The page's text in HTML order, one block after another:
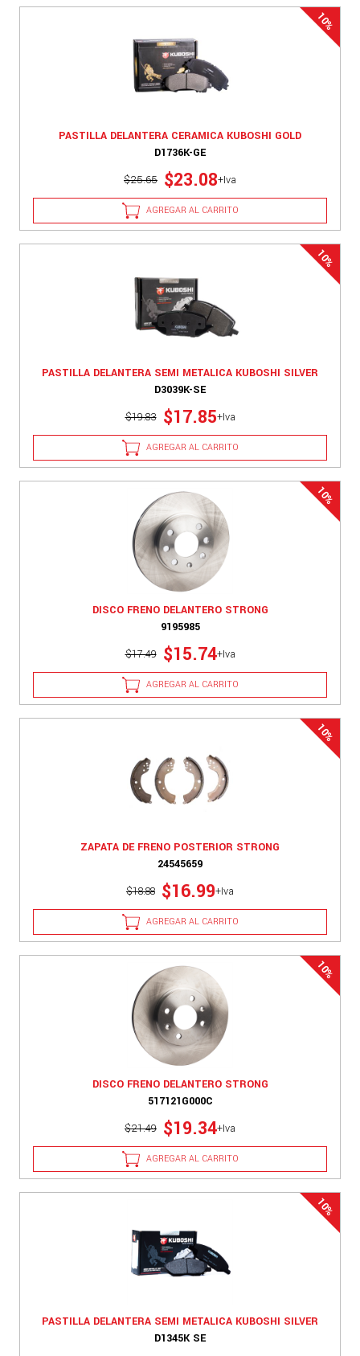
PASTILLA DELANTERA CERAMICA KUBOSHI GOLD
D1736K-GE
$25.65 $23.08+Iva
AGREGAR AL CARRITO
PASTILLA DELANTERA SEMI METALICA KUBOSHI SILVER
D3039K-SE
$19.83 $17.85+Iva
AGREGAR AL CARRITO
DISCO FRENO DELANTERO STRONG
9195985
$17.49 $15.74+Iva
AGREGAR AL CARRITO
ZAPATA DE FRENO POSTERIOR STRONG
24545659
$18.88 $16.99+Iva
AGREGAR AL CARRITO
DISCO FRENO DELANTERO STRONG
517121G000C
$21.49 $19.34+Iva
AGREGAR AL CARRITO
PASTILLA DELANTERA SEMI METALICA KUBOSHI SILVER
D1345K SE